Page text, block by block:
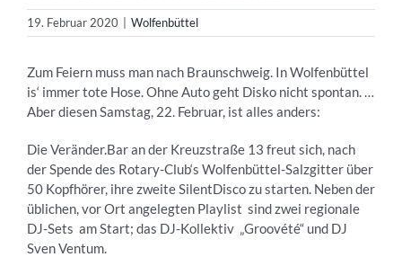
19. Februar 2020 Wolfenbüttel
Zum Feiern muss man nach Braunschweig. In Wolfenbüttel
is‘ immer tote Hose. Ohne Auto geht Disko nicht spontan. …
Aber diesen Samstag, 22. Februar, ist alles anders:
Die Veränder.Bar an der Kreuzstraße 13 freut sich, nach
der Spende des Rotary-Club‘s Wolfenbüttel-Salzgitter über
50 Kopfhörer, ihre zweite SilentDisco zu starten. Neben der
üblichen, vor Ort angelegten Playlist sind zwei regionale
DJ-Sets am Start; das DJ-Kollektiv „Groovété“ und DJ
Sven Ventum.